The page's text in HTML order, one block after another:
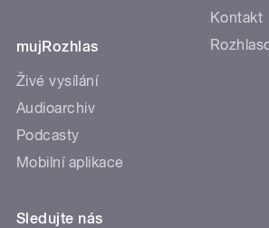
mujRozhlas
Živé vysílání
Audioarchiv
Podcasty
Mobilní aplikace
Kontakt
Sledujte nás